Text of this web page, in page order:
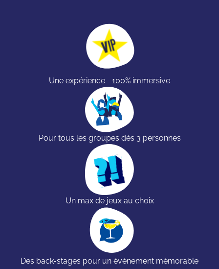
Une expérience 100% immersive
Pour tous les groupes dès 3 personnes
Un max de jeux au choix
Des back-stages pour un événement mémorable